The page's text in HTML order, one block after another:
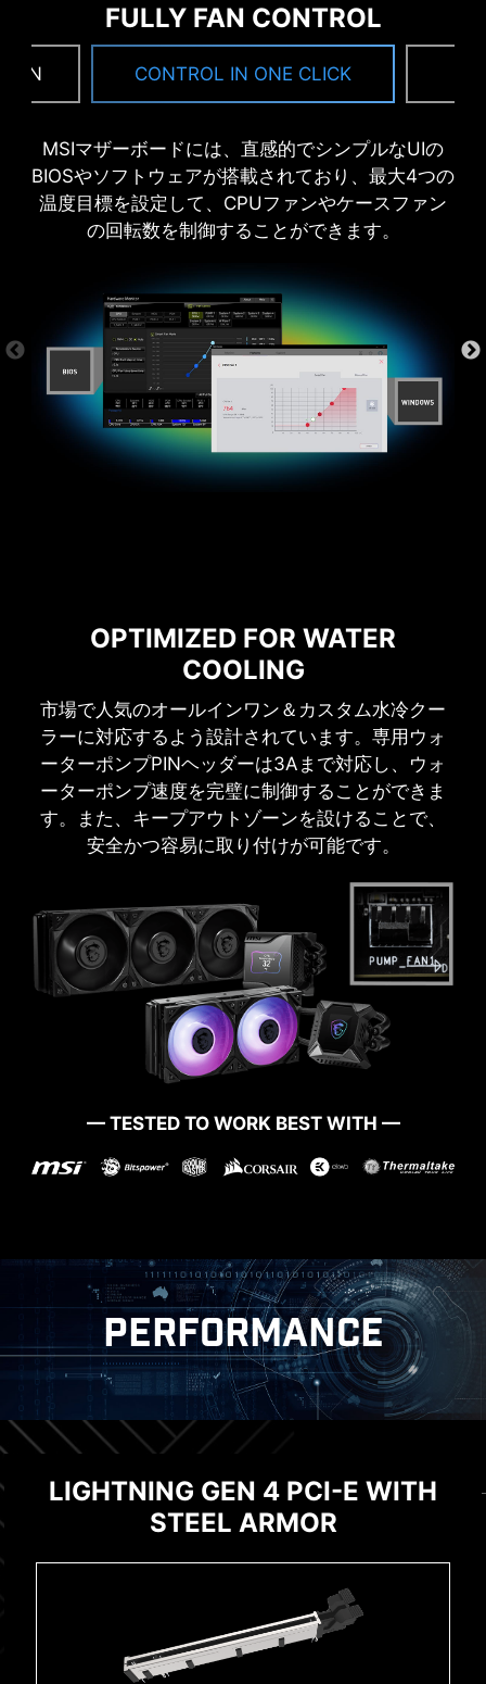
FULLY FAN CONTROL
FAN CONTROL IN ONE CLICK
MSIマザーボードには、直感的でシンプルなUIの
BIOSやソフトウェアが搭載されており、最大4つの
温度目標を設定して、CPUファンやケースファン
の回転数を制御することができます。
OPTIMIZED FOR WATER
COOLING
市場で人気のオールインワン＆カスタム水冷クー
ラーに対応するよう設計されています。専用ウォ
ーターポンプPINヘッダーは3Aまで対応し、ウォ
ーターポンプ速度を完璧に制御することができま
す。また、キープアウトゾーンを設けることで、
安全かつ容易に取り付けが可能です。
— TESTED TO WORK BEST WITH —
2オンス厚銅層
ィリティを自動的に検出し、表示します。
こちら
*インターネットに接続していないと、ドライバ・ユーテ
MORE FOR DIY FRIENDLY
WINDOWS 11 CERTIFIED
MSIは、Microsoft Windows 11を使用する際に、
優れた互換性と安心のユーザーエクスペリエンス
用する際、すべてが正常に動作することを確認し
ています。
* マザーボードをケースに取り付ける際は、不要なスタン
ドオフを必ず取り外してください。
PERFORMANCE
BIOS & SOFTWARE
LIGHTNING GEN 4 PCI-E WITH
STEEL ARMOR
DDR4 MEMORY SOLUTION
MSI Memory Boost technologyとメモリ専用回路
により、PROシリーズマザーボードは高速なDDR4
EXCLUSIVE UI OF AIDA64
EXTREME
MSIマザーボードには、60日間のフリートライア
ル版 AIDA64 Extreme-MSI editionが付属していま
す。AIDA64 Extremeは、システム情報、診断、ベ
ンチマークのためのアプリケーションです。この
アプリケーションを使用すると、PC上のハードウ